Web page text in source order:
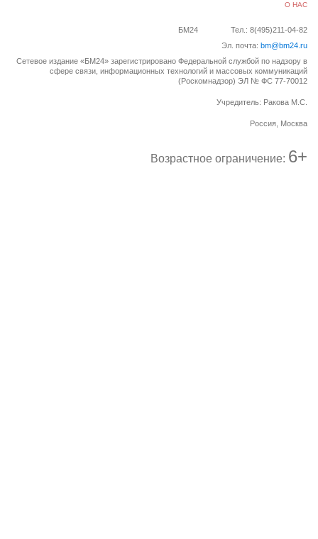
О НАС
БМ24
Тел.: 8(495)211-04-82
Эл. почта: bm@bm24.ru
Сетевое издание «БМ24» зарегистрировано Федеральной службой по надзору в
сфере связи, информационных технологий и массовых коммуникаций
(Роскомнадзор) ЭЛ № ФС 77-70012
Учредитель: Ракова М.С.
Россия, Москва
Возрастное ограничение: 6+